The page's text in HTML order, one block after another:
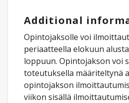
Additional
Opintojaksolle voi
periaatteella elokuun
loppuun. Opintojakson voi
toteutuksella määriteltynä
opintojakson
viikon sisällä